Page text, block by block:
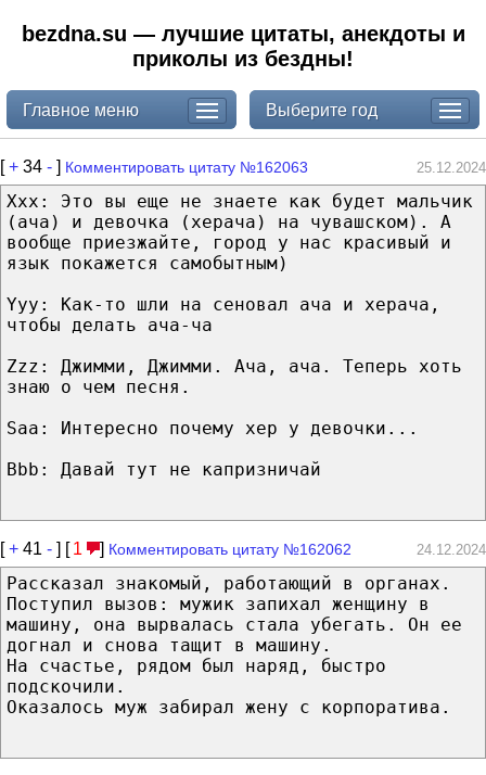
bezdna.su — лучшие цитаты, анекдоты и
приколы из бездны!
Главное меню Выберите год
[+ 34 - ] Комментировать цитату №162063 25.12.2024
Xxx: Это вы еще не знаете как будет мальчик
(ача) и девочка (херача) на чувашском). А
вообще приезжайте, город у нас красивый и
язык покажется самобытным)
Yyy: Как-то шли на сеновал ача и херача,
чтобы делать ача-ча
Zzz: Джимми, Джимми. Ача, ача. Теперь хоть
знаю о чем песня.
Saa: Интересно почему хер у девочки...
Bbb: Давай тут не капризничай
[+ 41 - ] [ 1 ] Комментировать цитату №162062 24.12.2024
Рассказал знакомый, работающий в органах.
Поступил вызов: мужик запихал женщину в
машину, она вырвалась стала убегать. Он ее
догнал и снова тащит в машину.
На счастье, рядом был наряд, быстро
подскочили.
Оказалось муж забирал жену с корпоратива.